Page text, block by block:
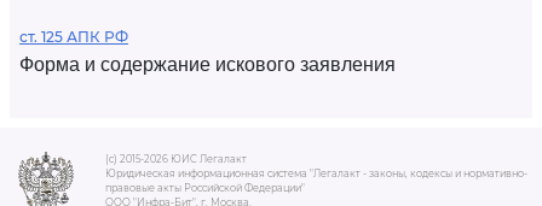
ст. 125 АПК РФ
Форма и содержание искового заявления
(c) 2015-2026 ЮИС Легалакт
Юридическая информационная система "Легалакт - законы, кодексы и нормативно-
правовые акты Российской Федерации"
ООО "Инфра-Бит", г. Москва.